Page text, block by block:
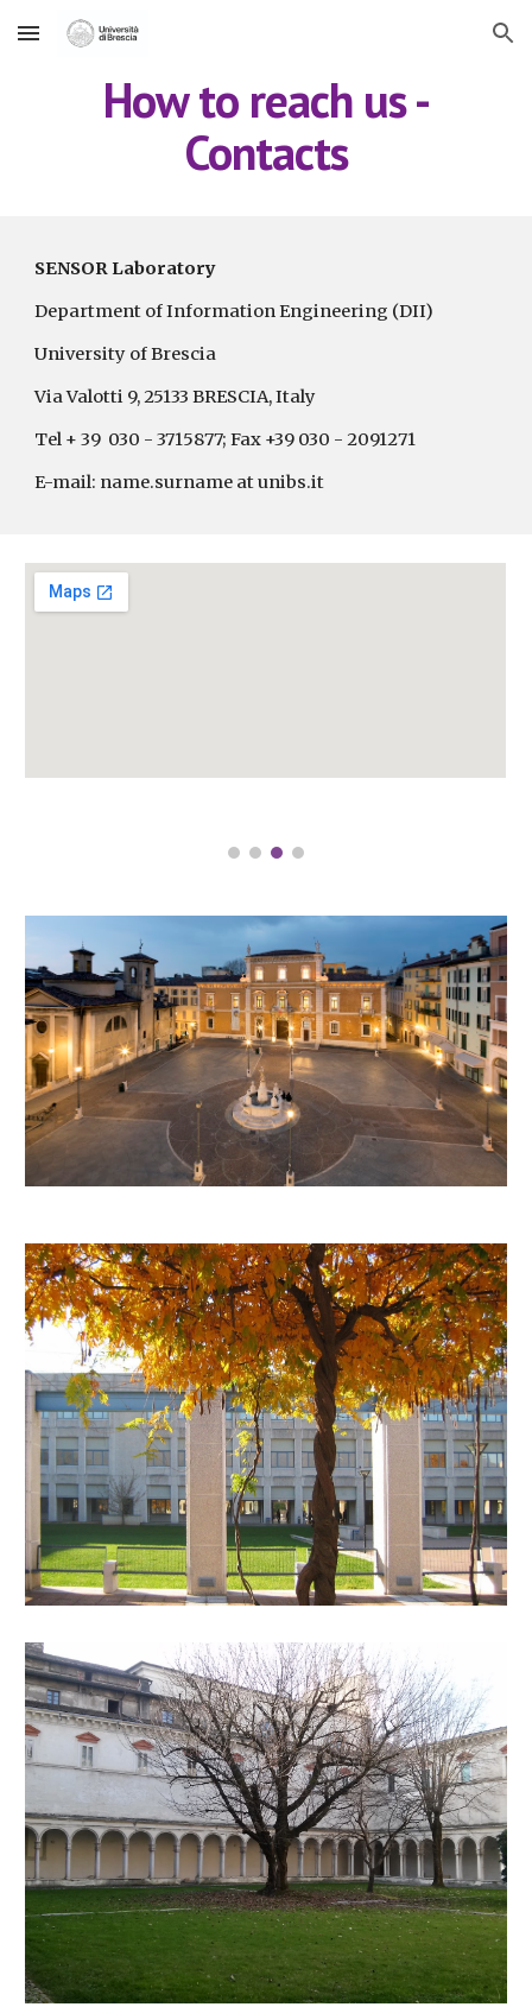
Skip to main content Skip to navigation
How to reach us -
Contacts
SENSOR Laboratory
Department of Information Engineering (DII)
University of Brescia
Via Valotti 9, 25133 BRESCIA, Italy
Tel + 39 030 - 3715877; Fax +39 030 - 2091271
E-mail: name.surname at unibs.it